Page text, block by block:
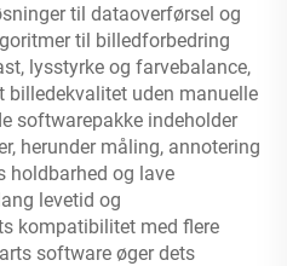
til dataoverførsel og
til billedforbedring
lysstyrke og farvebalance,
billedekvalitet uden manuelle
softwarepakke indeholder
herunder måling, annotering
holdbarhed og lave
levetid og
kompatibilitet med flere
software øger dets